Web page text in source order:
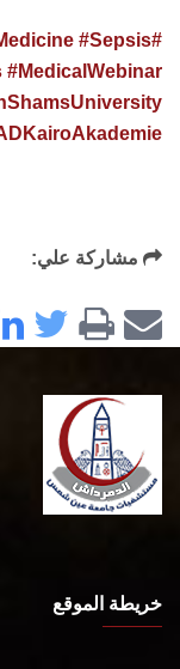
#EmergencyMedicine
#Sepsis
#MedicalWebinar
مشاركة علي:
خريطة الموقع